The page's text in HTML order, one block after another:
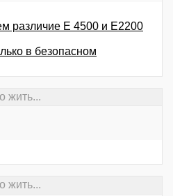
различие Е 4500 и Е2200
в безопасном
жить...
жить...